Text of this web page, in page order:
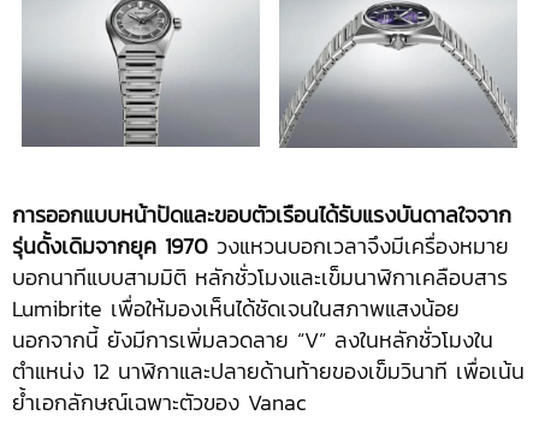
การออกแบบหน้าปัดและขอบตัวเรือนได้รับแรงบันดาลใจจาก
รุ่นดั้งเดิมจากยุค 1970 วงแหวนบอกเวลาจึงมีเครื่องหมาย
บอกนาทีแบบสามมิติ หลักชั่วโมงและเข็มนาฬิกาเคลือบสาร
Lumibrite เพื่อให้มองเห็นได้ชัดเจนในสภาพแสงน้อย
นอกจากนี้ ยังมีการเพิ่มลวดลาย “V” ลงในหลักชั่วโมงใน
ตำแหน่ง 12 นาฬิกาและปลายด้านท้ายของเข็มวินาที เพื่อเน้น
ย้ำเอกลักษณ์เฉพาะตัวของ Vanac